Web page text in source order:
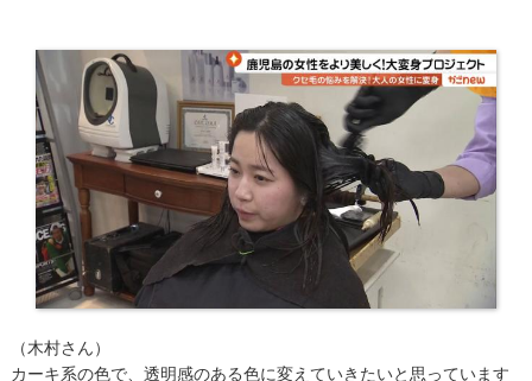
（木村さん）
カーキ系の色で、透明感のある色に変えていきたいと思っています